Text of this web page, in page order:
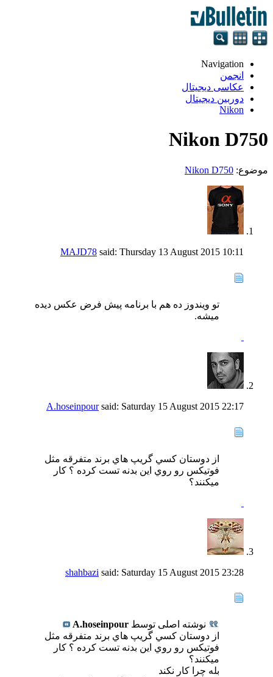
Navigation
انجمن
عکاسی دیجیتال
دوربین دیجیتال
Nikon
Nikon D750
موضوع: Nikon D750
MAJD78 said: Thursday 13 August 2015 10:11
تو ویندوز ده هم با برنامه پیش فرض عکس دیده
میشه.
A.hoseinpoursaid: Saturday 15 August 2015 22:17
از دوستان كسي گريپ هاي برند متفرقه مثل
فوتيكس رو روي اين بدنه تست كرده ؟ كار
ميكنند؟
shahbazi said: Saturday 15 August 2015 23:28
نوشته اصلی توسط A.hoseinpour
از دوستان كسي گريپ هاي برند متفرقه مثل
فوتيكس رو روي اين بدنه تست كرده ؟ كار
ميكنند؟
بله چرا کار نکند